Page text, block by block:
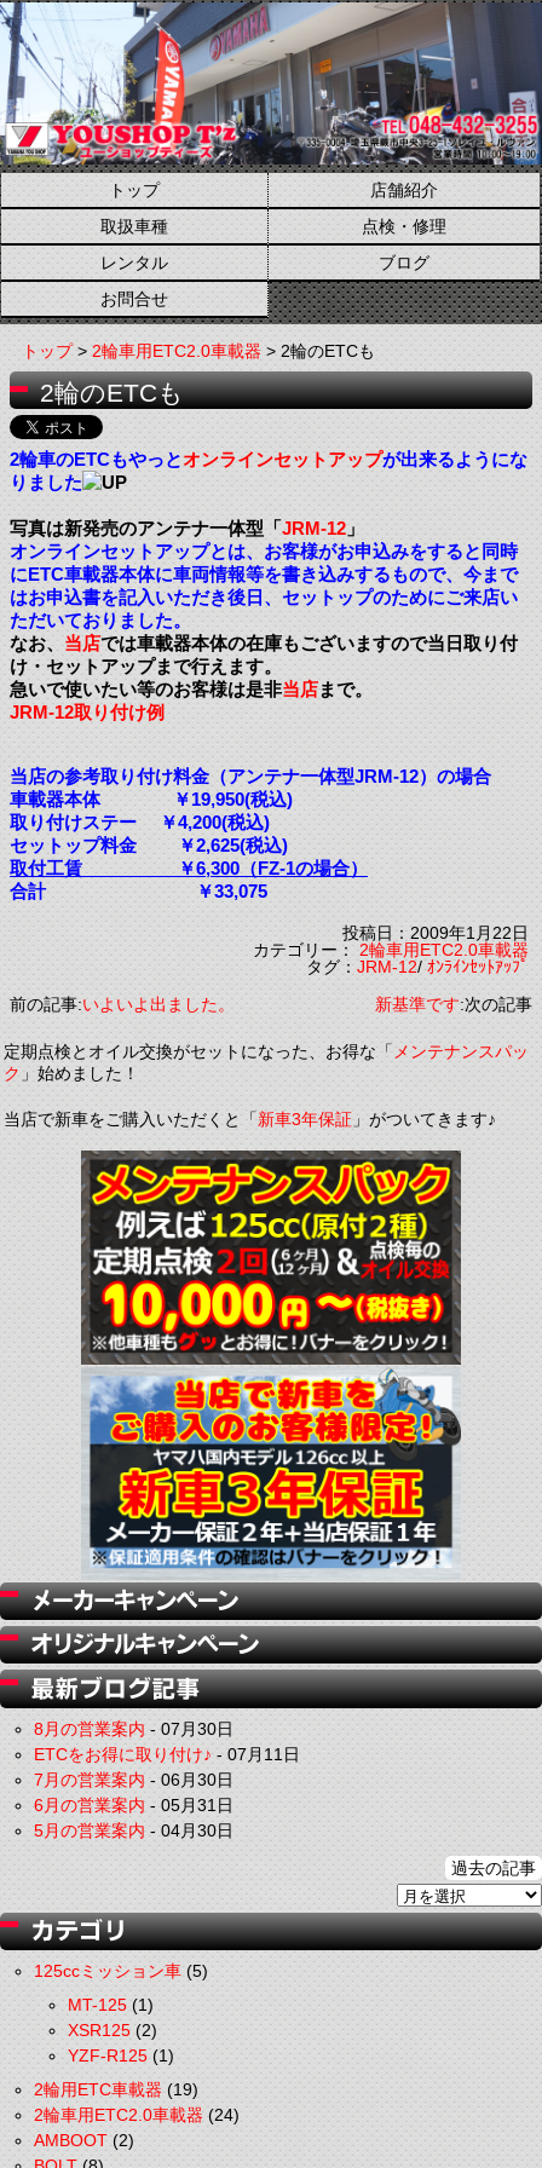
トップ
店舗紹介
取扱車種
点検・修理
レンタル
ブログ
お問合せ
トップ>2輪車用ETC2.0車載器> 2輪のETCも
2輪のETCも
2輪車のETCもやっとオンラインセットアップが出来るようにな
りました
写真は新発売のアンテナ一体型「JRM-12」
オンラインセットアップとは、お客様がお申込みをすると同時
にETC車載器本体に車両情報等を書き込みするもので、今まで
はお申込書を記入いただき後日、セットップのためにご来店い
ただいておりました。
なお、当店では車載器本体の在庫もございますので当日取り付
け・セットアップまで行えます。
急いで使いたい等のお客様は是非当店まで。
JRM-12取り付け例
当店の参考取り付け料金（アンテナ一体型JRM-12）の場合
車載器本体 ￥19,950(税込)
取り付けステー ￥4,200(税込)
セットップ料金 ￥2,625(税込)
取付工賃 ￥6,300（FZ-1の場合）
合計 ￥33,075
投稿日：2009年1月22日
カテゴリー：2輪車用ETC2.0車載器
タグ：JRM-12/ｵﾝﾗｲﾝｾｯﾄｱｯﾌﾟ
前の記事:いよいよ出ました。 新基準です:次の記事
定期点検とオイル交換がセットになった、お得な「メンテナンスパッ
ク」始めました！
当店で新車をご購入いただくと「新車3年保証」がついてきます♪
8月の営業案内-07月30日
ETCをお得に取り付け♪-07月11日
7月の営業案内-06月30日
6月の営業案内-05月31日
5月の営業案内-04月30日
過去の記事
125ccミッション車(5)
MT-125(1)
XSR125(2)
YZF-R125(1)
2輪用ETC車載器(19)
2輪車用ETC2.0車載器(24)
AMBOOT(2)